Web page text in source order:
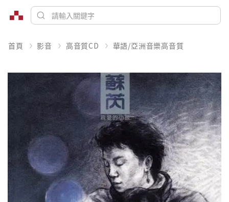
首頁 影音 高音質CD 華語/亞洲音樂高音質